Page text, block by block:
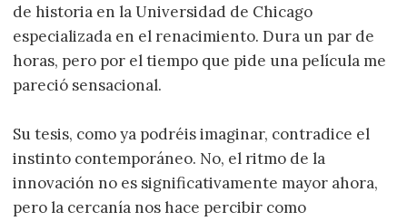
de historia en la Universidad de Chicago
especializada en el renacimiento. Dura un par de
horas, pero por el tiempo que pide una película me
pareció sensacional.
Su tesis, como ya podréis imaginar, contradice el
instinto contemporáneo. No, el ritmo de la
innovación no es significativamente mayor ahora,
pero la cercanía nos hace percibir como